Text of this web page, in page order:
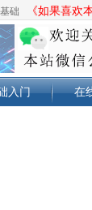
础 《如果喜欢
入门 在